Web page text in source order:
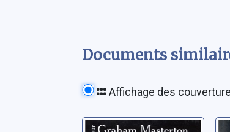
Documents
Affichage des